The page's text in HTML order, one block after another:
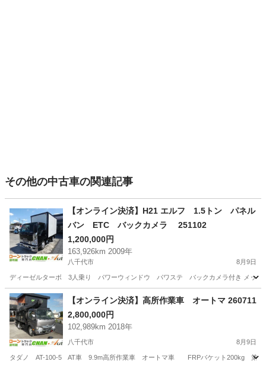
その他の中古車の関連記事
【オンライン決済】H21 エルフ 1.5トン パネル
バン ETC バックカメラ 251102
1,200,000円
163,926km 2009年
八千代市 8月9日
ディーゼルターボ 3人乗り パワーウィンドウ パワステ バックカメラ付き メッキ
千葉 八千代市 その他
【オンライン決済】高所作業車 オートマ 260711
2,800,000円
102,989km 2018年
八千代市 8月9日
タダノ AT-100-5 AT車 9.9m高所作業車 オートマ車 FRPバケット200kg 第3